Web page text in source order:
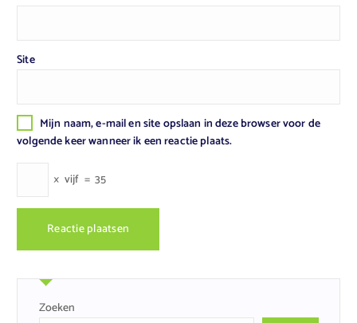
Site
Mijn naam, e-mail en site opslaan in deze browser voor de
volgende keer wanneer ik een reactie plaats.
× vijf = 35
Zoeken